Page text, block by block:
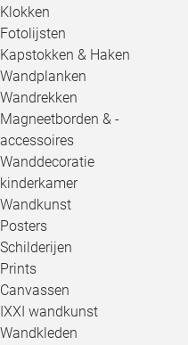
Klokken
Fotolijsten
Kapstokken & Haken
Wandplanken
Wandrekken
Magneetborden & -
accessoires
Wanddecoratie
kinderkamer
Wandkunst
Posters
Schilderijen
Prints
Canvassen
IXXI wandkunst
Wandkleden